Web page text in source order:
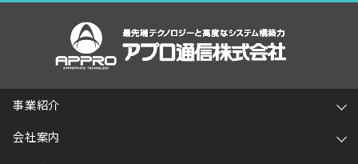
事業紹介
会社案内